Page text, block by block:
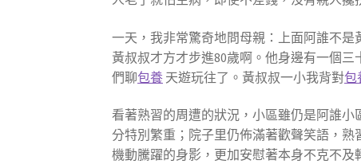
一天，我非常驚奇地問母親：上面阿誰不
黃叔叔才方才步進80歲啊。他身邊有一個
們聊包養 天遊玩往了。黃叔叔一小我背對包
看著熟習的周遭的狀況，小區雖仍是阿誰
分特別繁重；院子里仍佈滿著歡聲笑語，
機動騰躍的身影，更加安慰著本身不克不